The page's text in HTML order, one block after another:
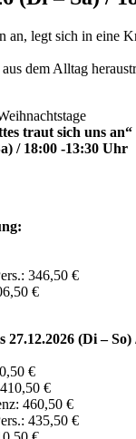
an, legt sich in eine
dem Alltag
traut sich uns an“
/ 18:00 -13:30 Uhr
346,50 €
€
27.12.2026 (Di – So)
€
€
460,50 €
435,50 €